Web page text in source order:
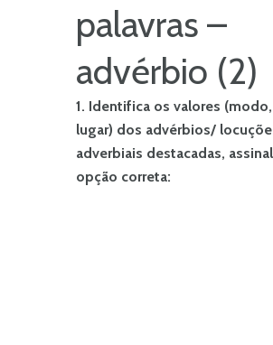
palavras –
advérbio (2)
1. Identifica os valores
lugar) dos advérbios/
adverbiais destacadas,
opção correta: